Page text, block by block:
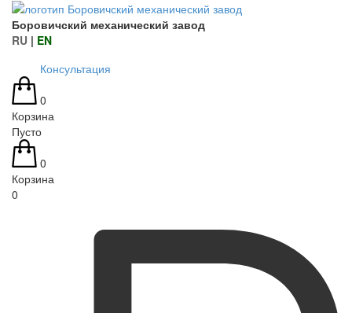
Боровичский механический завод
RU | EN
Консультация
0
Корзина
Пусто
0
Корзина
0